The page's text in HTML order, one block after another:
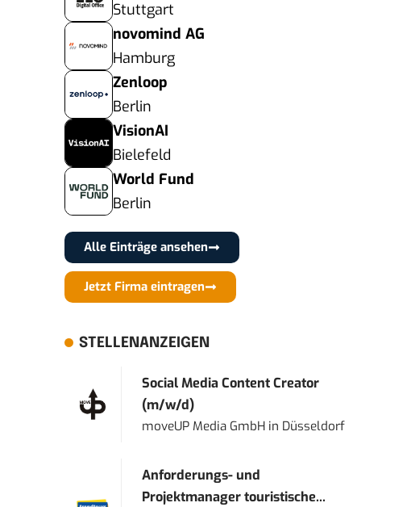
Stuttgart
novomind AG
Hamburg
Zenloop
Berlin
VisionAI
Bielefeld
World Fund
Berlin
Alle Einträge ansehen
Jetzt Firma eintragen
STELLENANZEIGEN
Social Media Content Creator
(m/w/d)
moveUP Media GmbH in Düsseldorf
Anforderungs- und
Projektmanager touristische...